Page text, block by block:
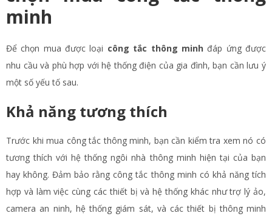
minh
Để chọn mua được loại công tắc thông minh đáp ứng được
nhu cầu và phù hợp với hệ thống điện của gia đình, bạn cần lưu ý
một số yếu tố sau.
Khả năng tương thích
Trước khi mua công tắc thông minh, bạn cần kiểm tra xem nó có
tương thích với hệ thống ngôi nhà thông minh hiện tại của bạn
hay không. Đảm bảo rằng công tắc thông minh có khả năng tích
hợp và làm việc cùng các thiết bị và hệ thống khác như trợ lý ảo,
camera an ninh, hệ thống giám sát, và các thiết bị thông minh